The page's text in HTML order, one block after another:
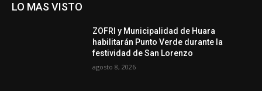
LO MAS VISTO
ZOFRI y Municipalidad de Huara
habilitarán Punto Verde durante la
festividad de San Lorenzo
agosto 8, 2026